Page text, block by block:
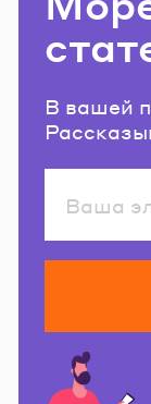
В вашей